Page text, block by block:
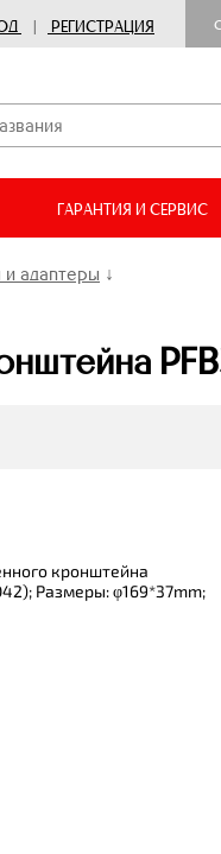
| РЕГИСТРАЦИЯ
ГАРАНТИЯ И СЕРВИС
адаптеры ↓
кронштейна
Размеры: φ169*37mm;